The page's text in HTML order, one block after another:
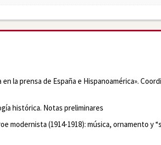
la prensa de España e Hispanoamérica».
histórica. Notas preliminares
modernista (1914-1918): música, ornamento y